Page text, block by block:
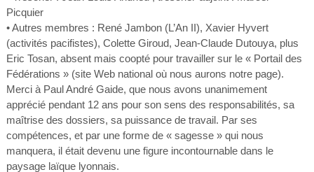
Picquier
• Autres membres : René Jambon (L’An II), Xavier Hyvert
(activités pacifistes), Colette Giroud, Jean-Claude Dutouya, plus
Eric Tosan, absent mais coopté pour travailler sur le « Portail des
Fédérations » (site Web national où nous aurons notre page).
Merci à Paul André Gaide, que nous avons unanimement
apprécié pendant 12 ans pour son sens des responsabilités, sa
maîtrise des dossiers, sa puissance de travail. Par ses
compétences, et par une forme de « sagesse » qui nous
manquera, il était devenu une figure incontournable dans le
paysage laïque lyonnais.